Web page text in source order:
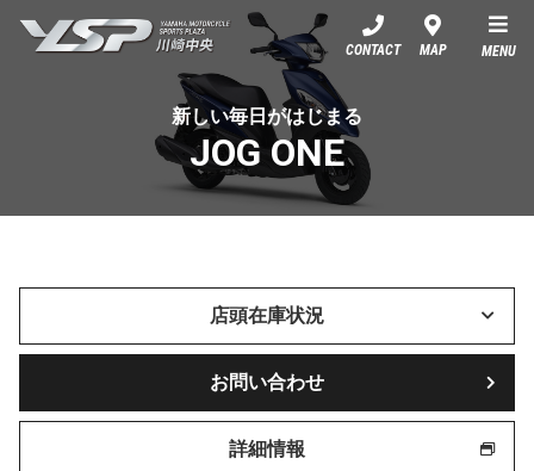
YSP川崎中央
CONTACT MAP MENU
新しい毎日がはじまる
JOG ONE
店頭在庫状況
お問い合わせ
詳細情報